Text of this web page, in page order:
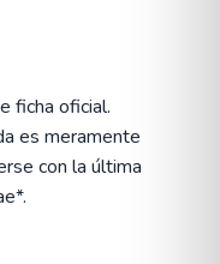
ficha oficial.
es meramente
con la última